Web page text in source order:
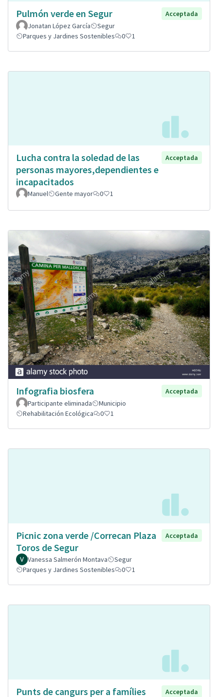
Pulmón verde en Segur
Acceptada
Jonatan López García
Segur
Parques y Jardines Sostenibles
0 1
Lucha contra la soledad de las
personas mayores,dependientes e
incapacitados
Acceptada
Manuel Gente mayor 0 1
Infografia biosfera
Acceptada
Participante eliminada
Municipio
Rehabilitación Ecológica
0 1
Picnic zona verde /Correcan Plaza
Toros de Segur
Acceptada
Vanessa Salmerón Montava
Segur
Parques y Jardines Sostenibles
0 1
Punts de cangurs per a famílies
Acceptada